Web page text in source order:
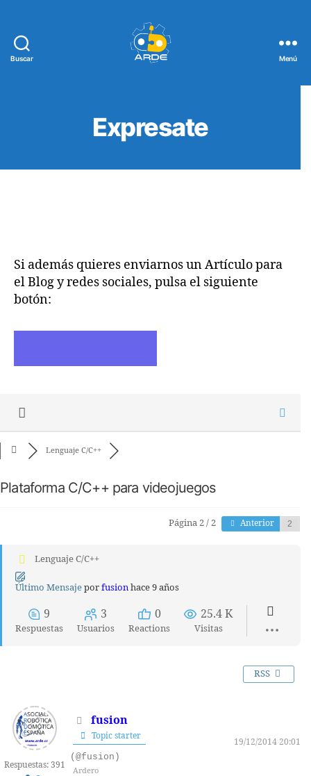
Buscar Menú
Expresate
Si además quieres enviarnos un Artículo para
el Blog y redes sociales, pulsa el siguiente
botón:
Lenguaje C/C++
Plataforma C/C++ para videojuegos
Página 2 / 2 Anterior
Lenguaje C/C++
Último Mensajeporfusionhace 9 años
9
Respuestas
3
Usuarios
0
Reactions
25.4 K
Visitas
RSS
Respuestas: 391
fusion
Topic starter
19/12/2014 20:01
(@fusion)
Ardero